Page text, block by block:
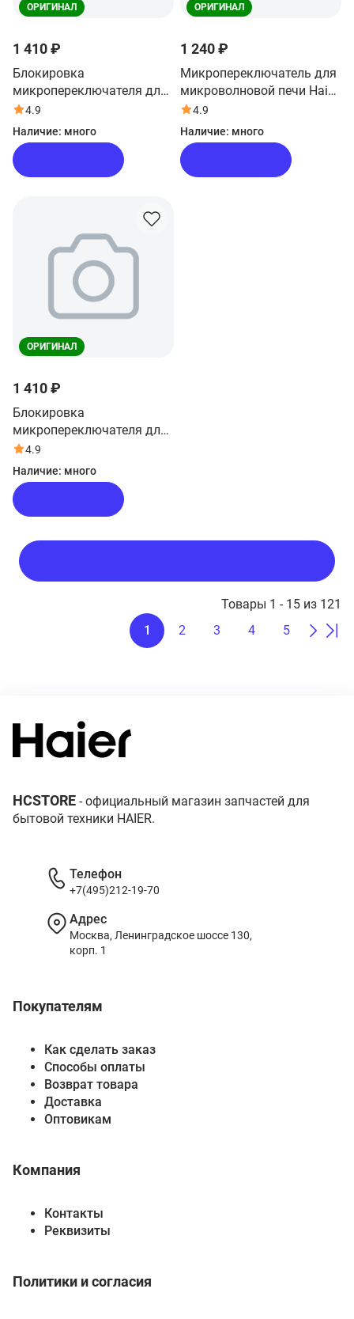
ОРИГИНАЛ
1 410 ₽
Блокировка
микропереключателя для
микроволновой печи Haier
HMB-MM207SA
4.9
Наличие: много
ОРИГИНАЛ
1 240 ₽
Микропереключатель для
микроволновой печи Haier
HMB-MM207SA
4.9
Наличие: много
ОРИГИНАЛ
1 410 ₽
Блокировка
микропереключателя для
микроволновой печи Haier
HMB-MM207WA
4.9
Наличие: много
Товары 1 - 15 из 121
1
2 3 4 5
HCSTORE - официальный магазин запчастей для
бытовой техники HAIER.
Покупателям
Как сделать заказ
Способы оплаты
Возврат товара
Доставка
Оптовикам
Компания
Контакты
Реквизиты
Политики и согласия
Телефон
+7(495)212-19-70
Адрес
Москва, Ленинградское шоссе 130,
корп. 1